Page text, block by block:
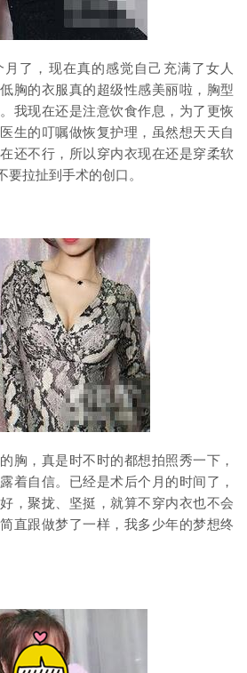
，现在真的感觉自己充满了女人
胸的衣服真的超级性感美丽啦，胸型
我现在还是注意饮食作息，为了更恢
生的叮嘱做恢复护理，虽然想天天自
还不行，所以穿内衣现在还是穿柔软
要拉扯到手术的创口。
，真是时不时的都想拍照秀一下，
着自信。已经是术后个月的时间了，
，聚拢、坚挺，就算不穿内衣也不会
直跟做梦了一样，我多少年的梦想终